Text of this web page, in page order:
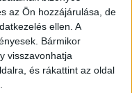
az Ön hozzájárulása, de
ellen. A
Bármikor
visszavonhatja
és rákattint az oldal
teljesítmény